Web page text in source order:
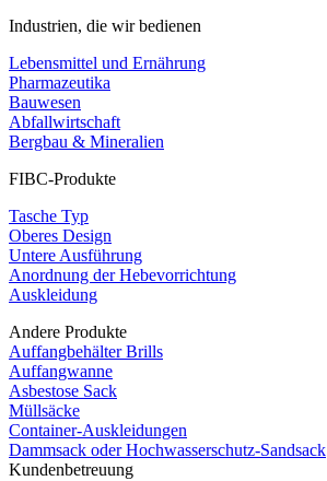
Industrien, die wir bedienen
Lebensmittel und Ernährung
Pharmazeutika
Bauwesen
Abfallwirtschaft
Bergbau & Mineralien
FIBC-Produkte
Tasche Typ
Oberes Design
Untere Ausführung
Anordnung der Hebevorrichtung
Auskleidung
Andere Produkte
Auffangbehälter Brills
Auffangwanne
Asbestose Sack
Müllsäcke
Container-Auskleidungen
Dammsack oder Hochwasserschutz-Sandsack
Kundenbetreuung